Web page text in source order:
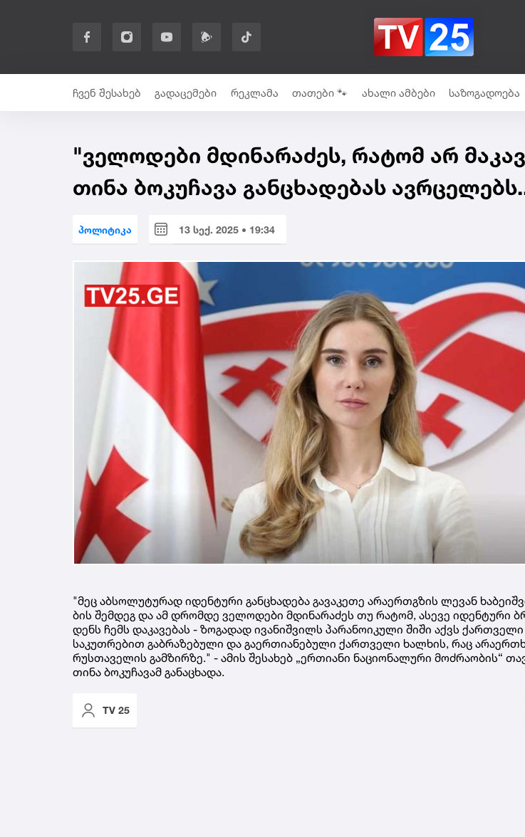
ჩვენ შესახებ გადაცემები რეკლამა თათები 🐾 ახალი ამბები საზოგადოება
"ველოდები მდინარაძეს, რატომ არ
თინა ბოკუჩავა განცხადებას
პოლიტიკა 13 სექ. 2025 • 19:34
"მეც აბ­სო­ლუ­ტუ­რად იდენ­ტუ­რი გან­ცხა­დე­ბა გა­ვა­კე­თე არა­ერ­თგზის ლე­ვან
ბის შემ­დეგ და ამ დრომ­დე ვე­ლო­დე­ბი მდი­ნა­რა­ძეს თუ რა­ტომ, ასე­ვე იდენ­ტუ­რი
დენს ჩემს და­კა­ვე­ბას - ზო­გა­დად ივა­ნიშ­ვილს პა­რა­ნო­ი­კუ­ლი შიში აქვს
სა­კუთ­რე­ბით გაბ­რა­ზე­ბუ­ლი და გა­ერ­თი­ა­ნე­ბუ­ლი ქარ­თვე­ლი ხალ­ხის, რაც
რუს­თა­ვე­ლის გამ­ზირ­ზე." - ამის შე­სა­ხებ „ერ­თი­ა­ნი ნა­ცი­ო­ნა­ლუ­რი მოძ­რა­ო­ბის“
თინა ბო­კუ­ჩა­ვამ გა­ნა­ცხა­და.
TV 25